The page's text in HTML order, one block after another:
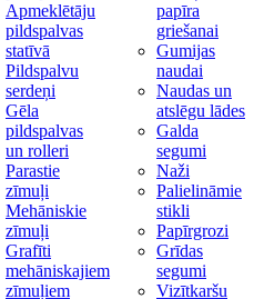
Apmeklētāju
pildspalvas
statīvā
Pildspalvu
serdeņi
Gēla
pildspalvas
un rolleri
Parastie
zīmuļi
Mehāniskie
zīmuļi
Grafīti
mehāniskajiem
zīmuļiem
papīra
griešanai
Gumijas
naudai
Naudas un
atslēgu lādes
Galda
segumi
Naži
Palielināmie
stikli
Papīrgrozi
Grīdas
segumi
Vizītkaršu